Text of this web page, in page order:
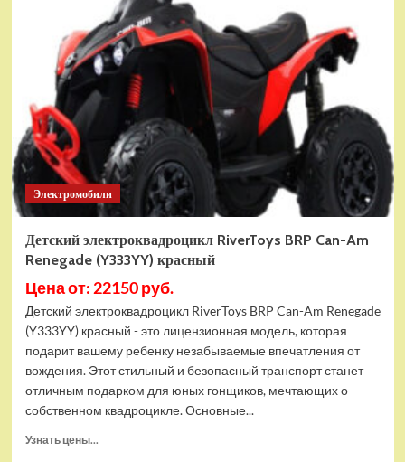
электромобиль
RiverToys
Porsche
911
RUF
(A444AA)
синий
Электромобили
Детский электроквадроцикл RiverToys BRP Can-Am
Renegade (Y333YY) красный
Цена от: 22150 руб.
Детский электроквадроцикл RiverToys BRP Can-Am Renegade
(Y333YY) красный - это лицензионная модель, которая
подарит вашему ребенку незабываемые впечатления от
вождения. Этот стильный и безопасный транспорт станет
отличным подарком для юных гонщиков, мечтающих о
собственном квадроцикле. Основные...
Узнать цены...